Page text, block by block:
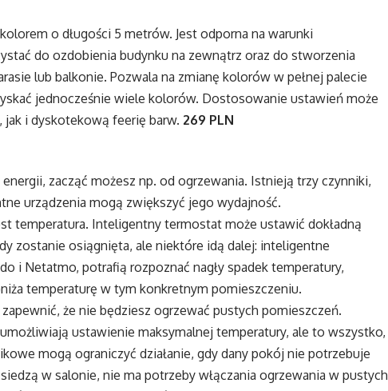
o długości 5 metrów. Jest odporna na warunki
do ozdobienia budynku na zewnątrz oraz do stworzenia
lub balkonie. Pozwala na zmianę kolorów w pełnej palecie
jednocześnie wiele kolorów. Dostosowanie ustawień może
i dyskotekową feerię barw. 269 PLN
zacząć możesz np. od ogrzewania. Istnieją trzy czynniki,
urządzenia mogą zwiększyć jego wydajność.
temperatura. Inteligentny termostat może ustawić dokładną
zostanie osiągnięta, ale niektóre idą dalej: inteligentne
i Netatmo, potrafią rozpoznać nagły spadek temperatury,
temperaturę w tym konkretnym pomieszczeniu.
że nie będziesz ogrzewać pustych pomieszczeń.
ustawienie maksymalnej temperatury, ale to wszystko,
mogą ograniczyć działanie, gdy dany pokój nie potrzebuje
w salonie, nie ma potrzeby włączania ogrzewania w pustych